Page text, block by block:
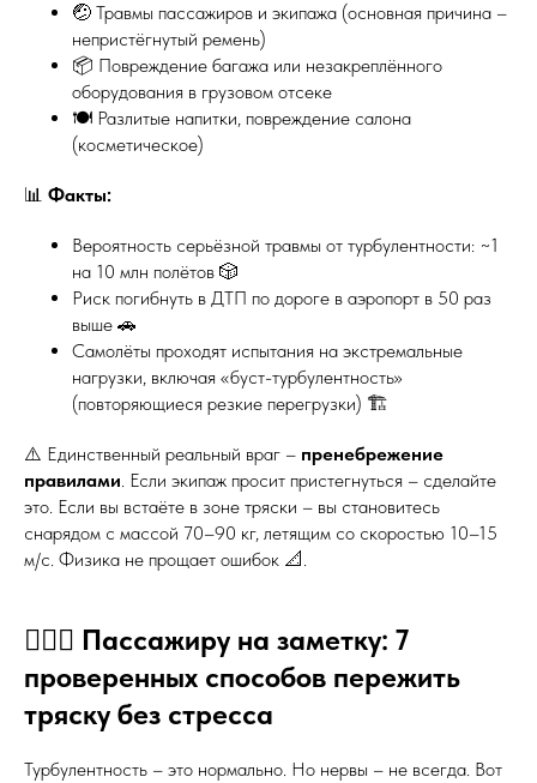
🤕 Травмы пассажиров и экипажа (основная причина –
непристёгнутый ремень)
📦 Повреждение багажа или незакреплённого
оборудования в грузовом отсеке
🍽️ Разлитые напитки, повреждение салона
(косметическое)
📊 Факты:
Вероятность серьёзной травмы от турбулентности: ~1
на 10 млн полётов 🎲
Риск погибнуть в ДТП по дороге в аэропорт в 50 раз
выше 🚗
Самолёты проходят испытания на экстремальные
нагрузки, включая «буст-турбулентность»
(повторяющиеся резкие перегрузки) 🏗️
⚠️ Единственный реальный враг – пренебрежение
правилами. Если экипаж просит пристегнуться – сделайте
это. Если вы встаёте в зоне тряски – вы становитесь
снарядом с массой 70–90 кг, летящим со скоростью 10–15
м/с. Физика не прощает ошибок 📐.
🧘‍♂️✅ Пассажиру на заметку: 7
проверенных способов пережить
тряску без стресса
Турбулентность – это нормально. Но нервы – не всегда. Вот